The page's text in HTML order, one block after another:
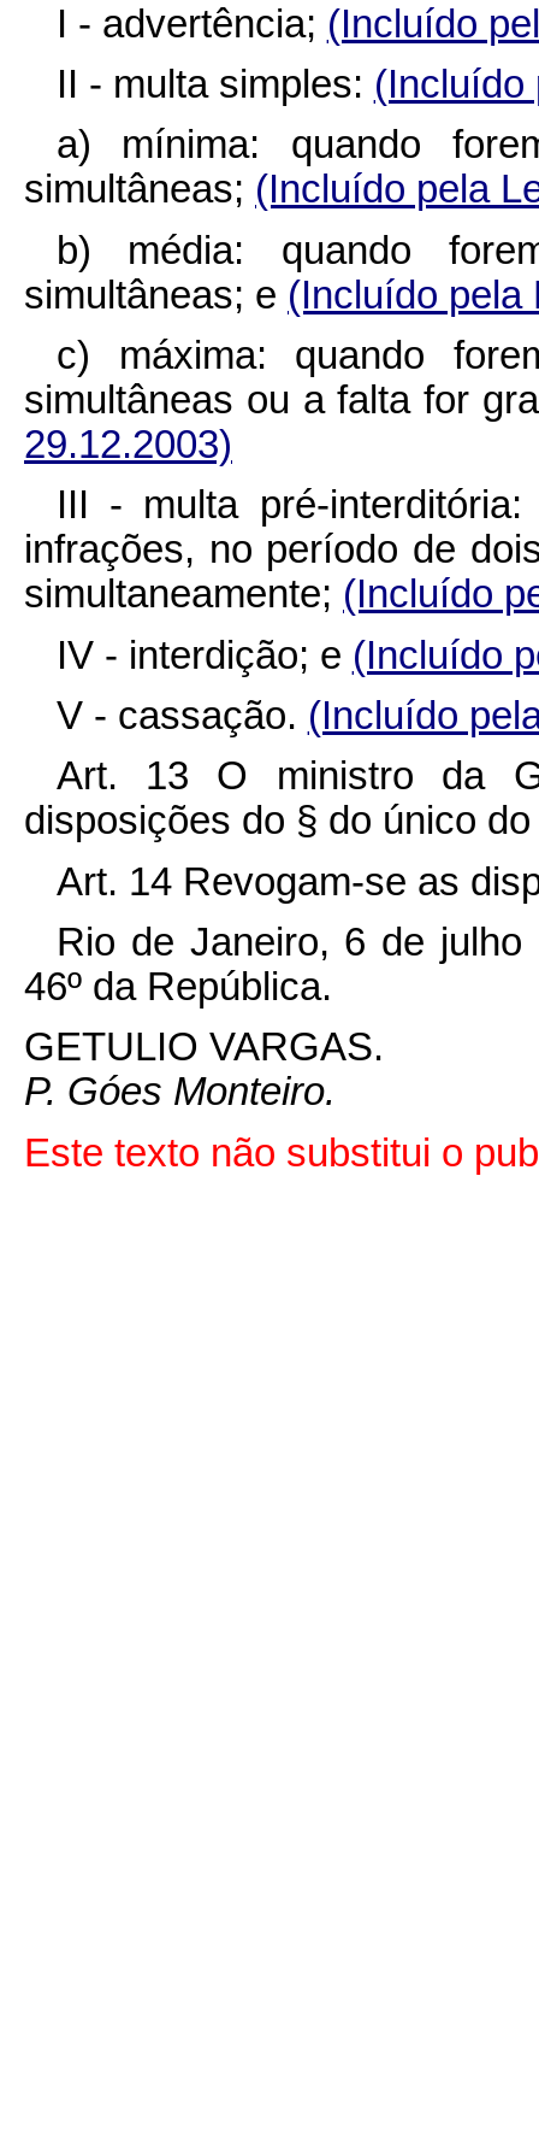
I - advertência; (Incluído
II - multa simples: (Incluído
a) mínima: quando
simultâneas; (Incluído pela
b) média: quando
simultâneas; e (Incluído pela
c) máxima: quando
simultâneas ou a falta for
29.12.2003)
III - multa pré-
infrações, no período de
simultaneamente; (Incluído
IV - interdição; e (Incluído
V - cassação. (Incluído
Art. 13 O ministro da
disposições do § do único do
Art. 14 Revogam-se as
Rio de Janeiro, 6 de julho
46º da República.
GETULIO VARGAS.
P. Góes Monteiro.
Este texto não substitui o